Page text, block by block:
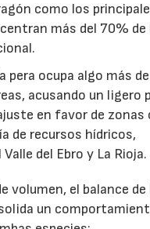
como los
más del 70% de
pera ocupa algo más de
acusando un ligero
en favor de zonas
de recursos hídricos,
del Ebro y La Rioja.
volumen, el balance de
un